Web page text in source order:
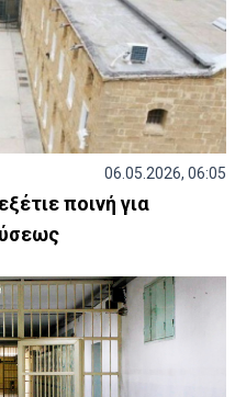
06.05.2026, 06:05
ποινή για